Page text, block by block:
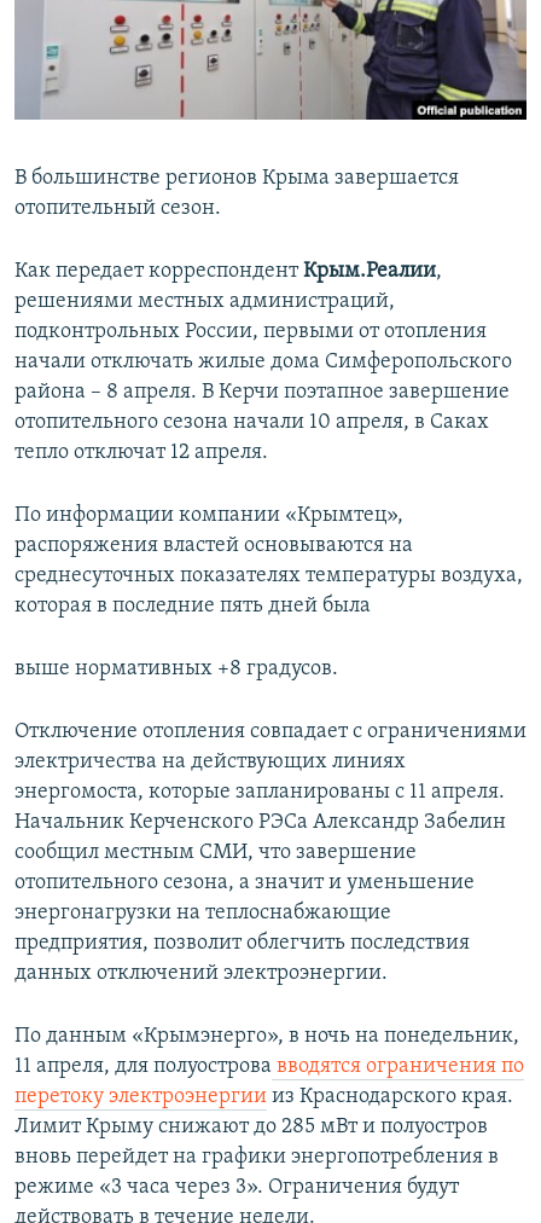
ПОБЕДИТЕЛЕЙ НЕ СУДЯТ?
КРЫМ.НЕПОКОРЕННЫЙ
ПРИСОЕДИНЯЙТЕСЬ!
Все сайты RFE/RL
В большинстве регионов Крыма завершается
отопительный сезон.
Как передает корреспондентКрым.Реалии,
решениями местных администраций,
подконтрольных России, первыми от отопления
начали отключать жилые дома Симферопольского
района – 8 апреля. В Керчи поэтапное завершение
отопительного сезона начали 10 апреля, в Саках
тепло отключат 12 апреля.
По информации компании «Крымтец»,
распоряжения властей основываются на
среднесуточных показателях температуры воздуха,
которая в последние пять дней была
выше нормативных +8 градусов.
Отключение отопления совпадает с ограничениями
электричества на действующих линиях
энергомоста, которые запланированы с 11 апреля.
Начальник Керченского РЭСа Александр Забелин
сообщил местным СМИ, что завершение
отопительного сезона, а значит и уменьшение
энергонагрузки на теплоснабжающие
предприятия, позволит облегчить последствия
данных отключений электроэнергии.
По данным «Крымэнерго», в ночь на понедельник,
11 апреля, для полуострова вводятся ограничения по
перетоку электроэнергии из Краснодарского края.
Лимит Крыму снижают до 285 мВт и полуостров
вновь перейдет на графики энергопотребления в
режиме «3 часа через 3». Ограничения будут
действовать в течение недели.